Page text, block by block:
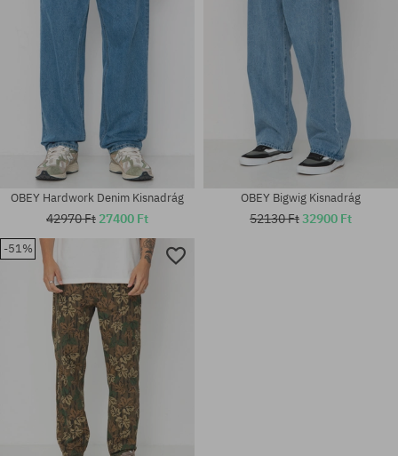
Elérhető méretek:
31; 32; 33; 34; 36
OBEY Hardwork Denim Kisnadrág
42970 Ft 27400 Ft
OBEY Bigwig Kisnadrág
52130 Ft32900 Ft
-51%